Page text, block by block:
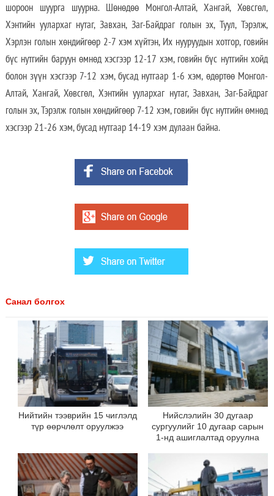
шороон шуурга шуурна. Шөнөдөө Монгол-Алтай, Хангай, Хөвсгөл,
Хэнтийн уулархаг нутаг, Завхан, Заг-Байдраг голын эх, Туул, Тэрэлж,
Хэрлэн голын хөндийгөөр 2-7 хэм хүйтэн, Их нууруудын хотгор, говийн
бүс нутгийн баруун өмнөд хэсгээр 12-17 хэм, говийн бүс нутгийн хойд
болон зүүн хэсгээр 7-12 хэм, бусад нутгаар 1-6 хэм, өдөртөө Монгол-
Алтай, Хангай, Хөвсгөл, Хэнтийн уулархаг нутаг, Завхан, Заг-Байдраг
голын эх, Тэрэлж голын хөндийгөөр 7-12 хэм, говийн бүс нутгийн өмнөд
хэсгээр 21-26 хэм, бусад нутгаар 14-19 хэм дулаан байна.
Санал болгох
Нийтийн тээврийн 15 чиглэлд
түр өөрчлөлт оруулжээ
Нийслэлийн 30 дугаар
сургуулийг 10 дугаар сарын
1-нд ашиглалтад оруулна